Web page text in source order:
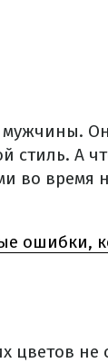
мужчины.
стиль. А
во время
ошибки,
цветов не